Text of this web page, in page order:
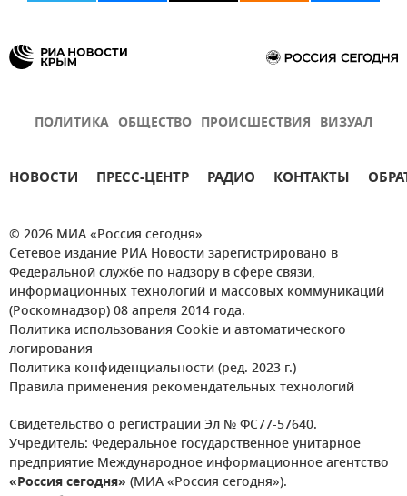
ПОЛИТИКА ОБЩЕСТВО ПРОИСШЕСТВИЯ ВИЗУАЛ
НОВОСТИ ПРЕСС-ЦЕНТР РАДИО КОНТАКТЫ
© 2026 МИА «Россия сегодня»
Сетевое издание РИА Новости зарегистрировано в
Федеральной службе по надзору в сфере связи,
информационных технологий и массовых коммуникаций
(Роскомнадзор) 08 апреля 2014 года.
Политика использования Cookie и автоматического
логирования
Политика конфиденциальности (ред. 2023 г.)
Правила применения рекомендательных технологий
Свидетельство о регистрации Эл № ФС77-57640.
Учредитель: Федеральное государственное унитарное
предприятие Международное информационное агентство
«Россия сегодня» (МИА «Россия сегодня»).